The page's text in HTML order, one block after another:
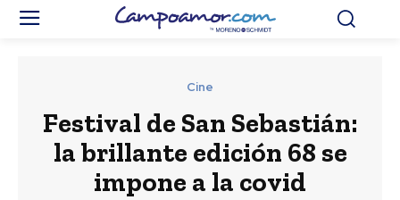
Cine
Festival de San Sebastián:
la brillante edición 68 se
impone a la covid